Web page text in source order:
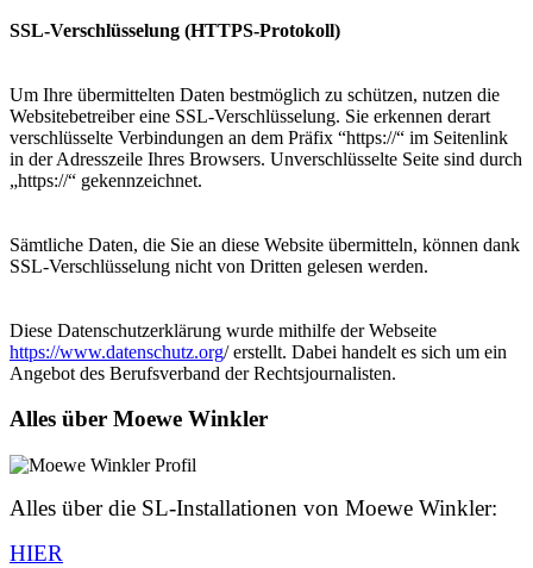
SSL-Verschlüsselung (HTTPS-Protokoll)
Um Ihre übermittelten Daten bestmöglich zu schützen, nutzen die
Websitebetreiber eine SSL-Verschlüsselung. Sie erkennen derart
verschlüsselte Verbindungen an dem Präfix “https://“ im Seitenlink
in der Adresszeile Ihres Browsers. Unverschlüsselte Seite sind durch
„https://“ gekennzeichnet.
Sämtliche Daten, die Sie an diese Website übermitteln, können dank
SSL-Verschlüsselung nicht von Dritten gelesen werden.
Diese Datenschutzerklärung wurde mithilfe der Webseite
https://www.datenschutz.org/ erstellt. Dabei handelt es sich um ein
Angebot des Berufsverband der Rechtsjournalisten.
Alles über Moewe Winkler
Alles über die SL-Installationen von Moewe Winkler:
HIER